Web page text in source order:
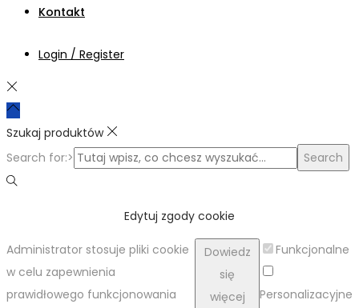
Kontakt
Login / Register
Szukaj produktów
Search for:>
Search
Edytuj zgody cookie
Administrator stosuje pliki cookie
w celu zapewnienia
prawidłowego funkcjonowania
Dowiedz
się
więcej
Funkcjonalne
Personalizacyjne